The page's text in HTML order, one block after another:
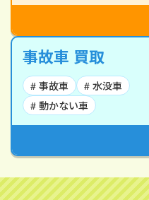
事故車 買取
# 事故車
# 水没車
# 動かない車